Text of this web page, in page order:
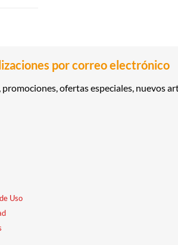
por correo electrónico
ofertas especiales, nuevos
Uso